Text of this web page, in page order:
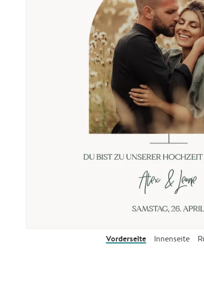
Vorderseite Innenseite